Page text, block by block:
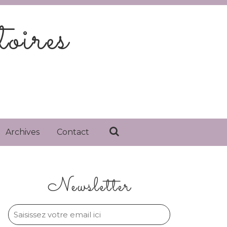
Archives Contact
Newsletter